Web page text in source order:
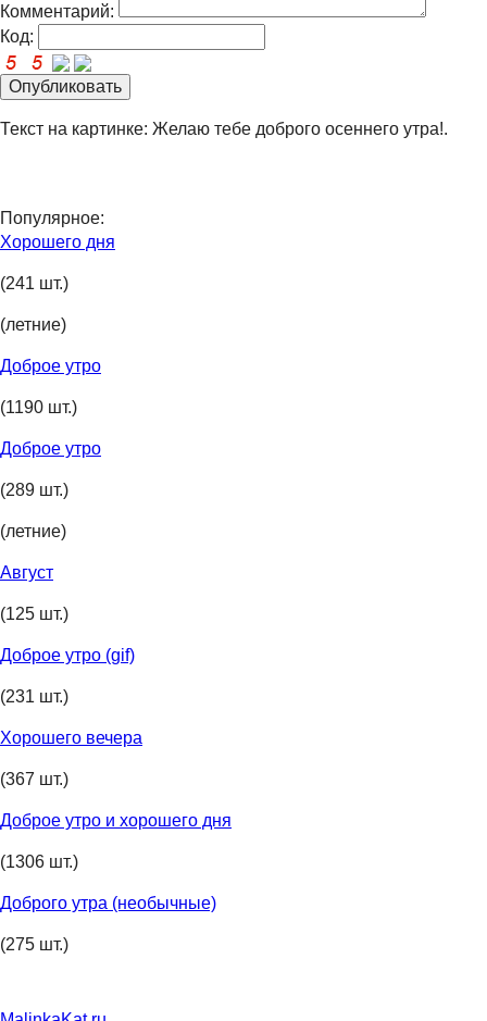
Комментарий:
Код:
Текст на картинке: Желаю тебе доброго осеннего утра!.
Популярное:
Хорошего дня
(241 шт.)
(летние)
Доброе утро
(1190 шт.)
Доброе утро
(289 шт.)
(летние)
Август
(125 шт.)
Доброе утро (gif)
(231 шт.)
Хорошего вечера
(367 шт.)
Доброе утро и хорошего дня
(1306 шт.)
Доброго утра (необычные)
(275 шт.)